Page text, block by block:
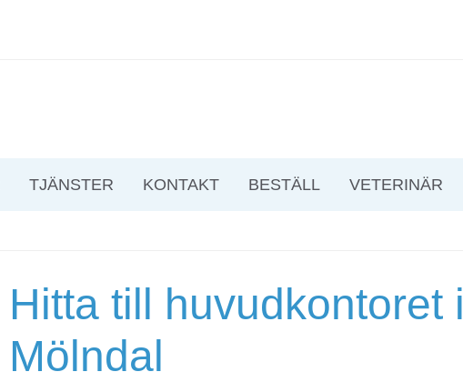
TJÄNSTER KONTAKT BESTÄLL VETERINÄR
Hitta till huvudkontoret i
Mölndal